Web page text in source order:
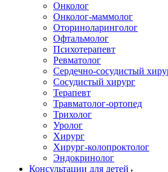
Онколог
Онколог-маммолог
Оториноларинголог
Офтальмолог
Психотерапевт
Ревматолог
Сердечно-сосудистый
Сосудистый хирург
Терапевт
Травматолог-ортопед
Трихолог
Уролог
Хирург
Хирург-колопроктолог
Эндокринолог
Консультации для детей